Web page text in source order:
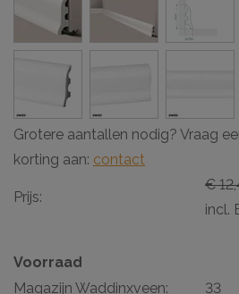
Grotere aantallen nodig? Vraag
korting aan: contact
Prijs:
€
incl.
Voorraad
Magazijn Waddinxveen:
33